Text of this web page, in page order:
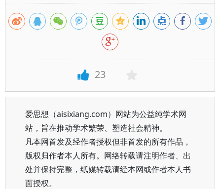
23
爱思想（aisixiang.com）网站为公益纯学术网
站，旨在推动学术繁荣、塑造社会精神。
凡本网首发及经作者授权但非首发的所有作品，
版权归作者本人所有。网络转载请注明作者、出
处并保持完整，纸媒转载请经本网或作者本人书
面授权。